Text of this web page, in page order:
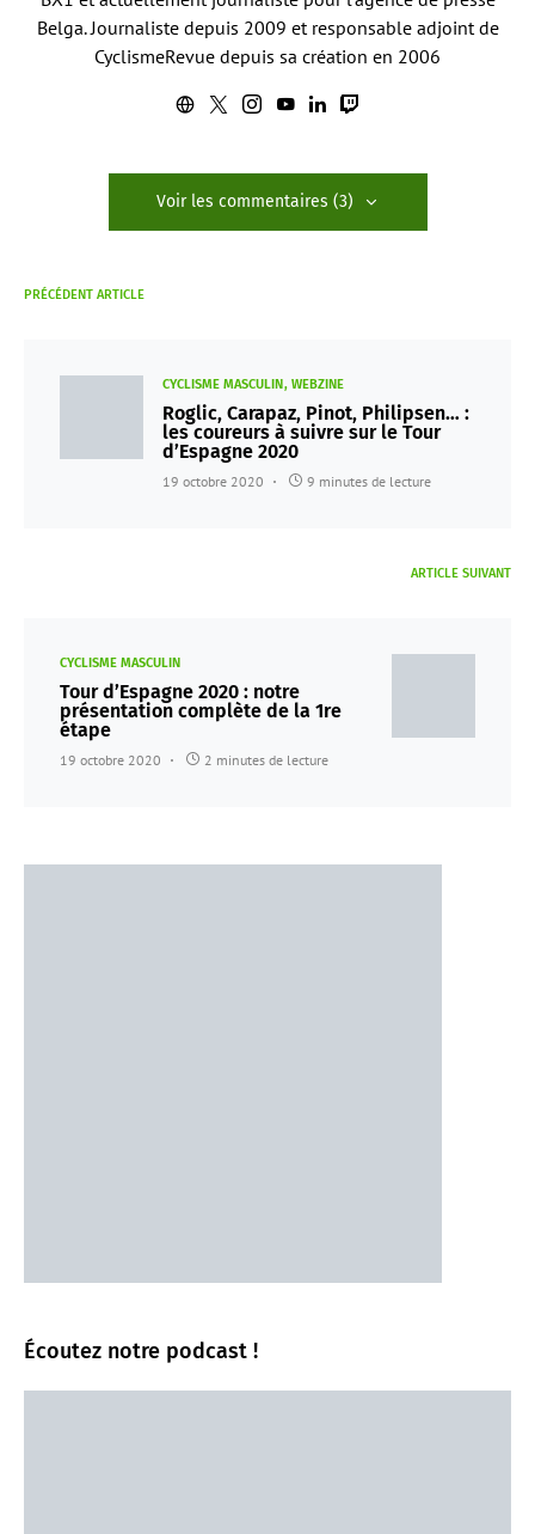
Belga. Journaliste depuis 2009 et responsable adjoint de
CyclismeRevue depuis sa création en 2006
Voir les commentaires (3)
PRÉCÉDENT ARTICLE
CYCLISME MASCULIN WEBZINE
Roglic, Carapaz, Pinot, Philipsen… :
les coureurs à suivre sur le Tour
d’Espagne 2020
19 octobre 2020 9 minutes de lecture
ARTICLE SUIVANT
CYCLISME MASCULIN
Tour d’Espagne 2020 : notre
présentation complète de la 1re
étape
19 octobre 2020 2 minutes de lecture
Écoutez notre podcast !